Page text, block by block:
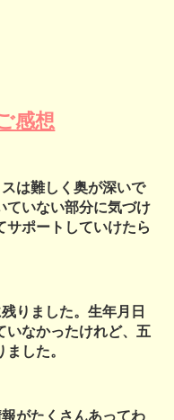
感想
は難しく奥が深いで
ていない部分に気づけ
サポートしていけたら
りました。生年月日
いなかったけれど、五
した。
がたくさんあってわ